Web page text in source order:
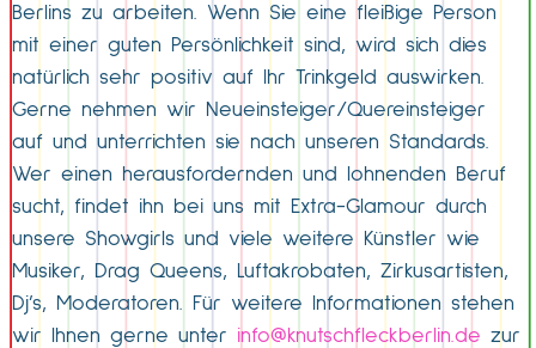
Berlins zu arbeiten. Wenn Sie eine fleißige Person
mit einer guten Persönlichkeit sind, wird sich dies
natürlich sehr positiv auf Ihr Trinkgeld auswirken.
Gerne nehmen wir Neueinsteiger/Quereinsteiger
auf und unterrichten sie nach unseren Standards.
Wer einen herausfordernden und lohnenden Beruf
sucht, findet ihn bei uns mit Extra-Glamour durch
unsere Showgirls und viele weitere Künstler wie
Musiker, Drag Queens, Luftakrobaten, Zirkusartisten,
Dj’s, Moderatoren. Für weitere Informationen stehen
wir Ihnen gerne unter info@knutschfleckberlin.de zur